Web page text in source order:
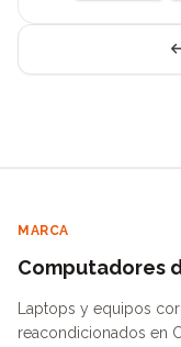
MARCA
Computadores
Laptops y equipos
reacondicionados en